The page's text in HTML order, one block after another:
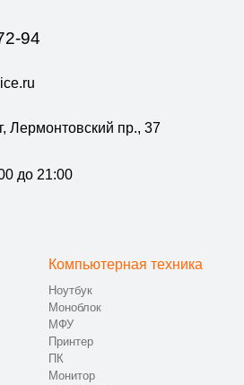
94
Лермонтовский пр., 37
до 21:00
Компьютерная техника
Ноутбук
Моноблок
МФУ
Принтер
ПК
Монитор